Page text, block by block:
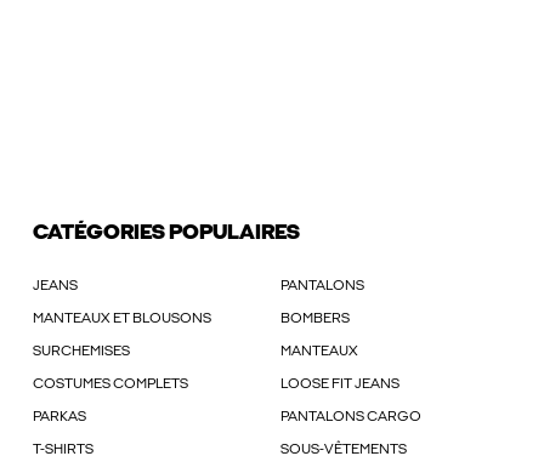
CATÉGORIES POPULAIRES
JEANS PANTALONS
MANTEAUX ET BLOUSONS BOMBERS
SURCHEMISES MANTEAUX
COSTUMES COMPLETS LOOSE FIT JEANS
PARKAS PANTALONS CARGO
T-SHIRTS SOUS-VÊTEMENTS